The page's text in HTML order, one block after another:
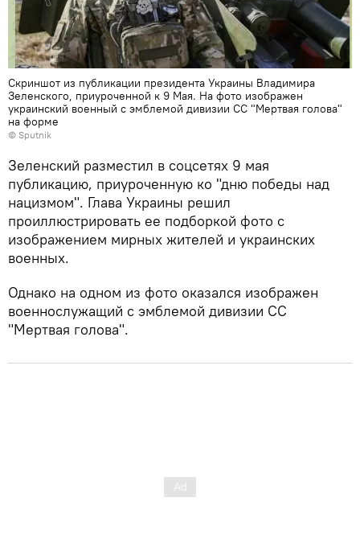
Скриншот из публикации президента Украины Владимира
Зеленского, приуроченной к 9 Мая. На фото изображен
украинский военный с эмблемой дивизии СС "Мертвая голова"
на форме
© Sputnik
Зеленский разместил в соцсетях 9 мая
публикацию, приуроченную ко "дню победы над
нацизмом". Глава Украины решил
проиллюстрировать ее подборкой фото с
изображением мирных жителей и украинских
военных.
Однако на одном из фото оказался изображен
военнослужащий с эмблемой дивизии СС
"Мертвая голова".